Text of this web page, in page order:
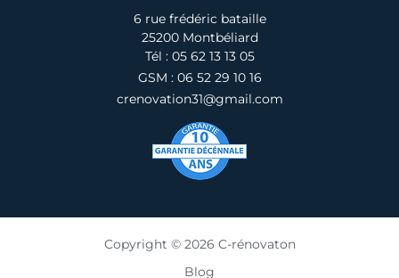
6 rue frédéric bataille
25200 Montbéliard
Tél : 05 62 13 13 05
GSM : 06 52 29 10 16
crenovation31@gmail.com
Copyright © 2026 C-rénovaton
Blog